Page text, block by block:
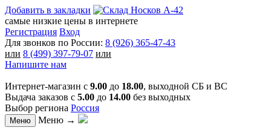
Добавить в закладки
самые низкие цены в интернете
Регистрация Вход
Для звонков по России: 8 (926) 365-47-43
или 8 (499) 397-79-07 или
Напишите нам
Интернет-магазин с 9.00 до 18.00, выходной СБ и ВС
Выдача заказов с 5.00 до 14.00 без выходных
Выбор региона Россия
Меню Меню →